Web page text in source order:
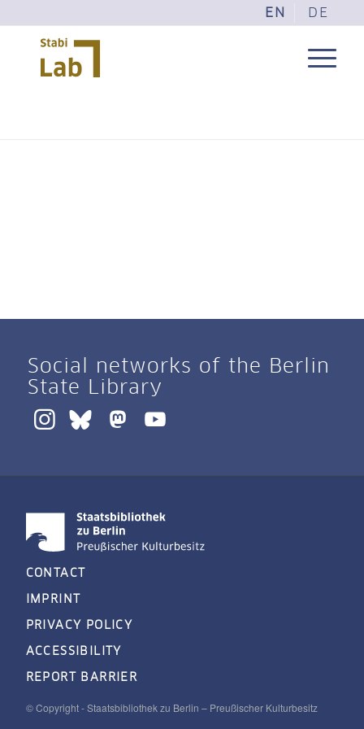
EN DE
Social networks of the Berlin
State Library
© Copyright - Staatsbibliothek zu Berlin – Preußischer Kulturbesitz
CONTACT
IMPRINT
PRIVACY POLICY
ACCESSIBILITY
REPORT BARRIER